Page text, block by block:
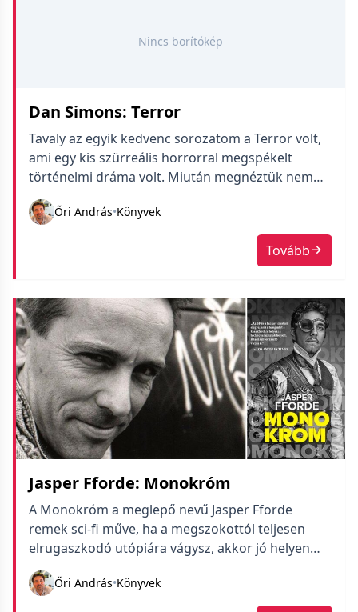
Nincs borítókép
Dan Simons: Terror
Tavaly az egyik kedvenc sorozatom a Terror volt,
ami egy kis szürreális horrorral megspékelt
történelmi dráma volt. Miután megnéztük nem
sokkal letöltöttem az alapjául szolgáló könyvet is,
betáraztam későbbi olvasásra. Most a Monokróm
után ennek láttam neki és elég hamar felfaltam.
Nem állítom, hogy a könyv jobb, mint a sorozat,
Őri András•Könyvek
Tovább
Jasper Fforde: Monokróm
A Monokróm a meglepő nevű Jasper Fforde
remek sci-fi műve, ha a megszokottól teljesen
elrugaszkodó utópiára vágysz, akkor jó helyen
jársz.
Őri András•Könyvek